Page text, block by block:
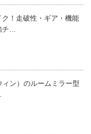
！走破性・ギア・機能
…
ン）のルームミラー型